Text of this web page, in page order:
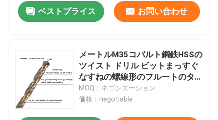
ベストプライス お問い合わせ
メートルM35コバルト鋼鉄HSSの
ツイスト ドリル ビットまっすぐ
なすねの螺線形のフルートのタ
イプ
MOQ：ネゴシエーション
価格：negotiable